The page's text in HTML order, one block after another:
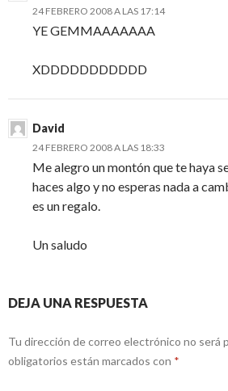
24 FEBRERO 2008 A LAS 17:14
YE GEMMAAAAAAA
XDDDDDDDDDDD
David
24 FEBRERO 2008 A LAS 18:33
Me alegro un montón que te haya
haces algo y no esperas nada a
es un regalo.
Un saludo
DEJA UNA RESPUESTA
Tu dirección de correo electrónico no será
obligatorios están marcados con *